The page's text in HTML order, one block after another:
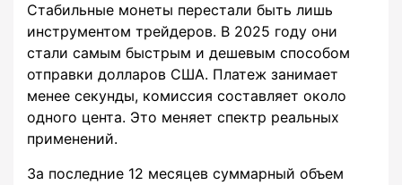
Стабильные монеты перестали быть лишь
инструментом трейдеров. В 2025 году они
стали самым быстрым и дешевым способом
отправки долларов США. Платеж занимает
менее секунды, комиссия составляет около
одного цента. Это меняет спектр реальных
применений.
За последние 12 месяцев суммарный объем